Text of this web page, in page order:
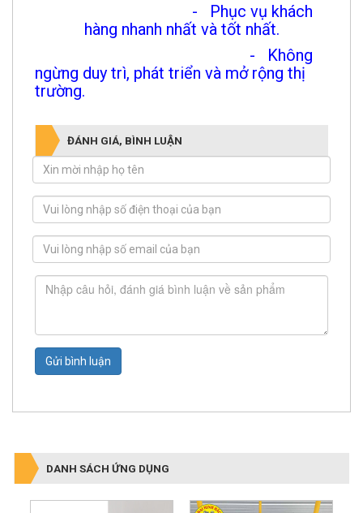
- Phục vụ khách
hàng nhanh nhất và tốt nhất.
- Không
ngừng duy trì, phát triển và mở rộng thị
trường.
ĐÁNH GIÁ, BÌNH LUẬN
Gửi bình luận
DANH SÁCH ỨNG DỤNG